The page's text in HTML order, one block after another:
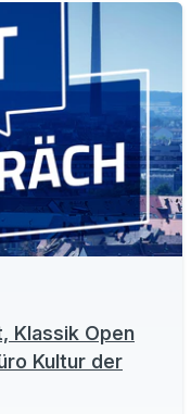
Klassik Open
Kultur der